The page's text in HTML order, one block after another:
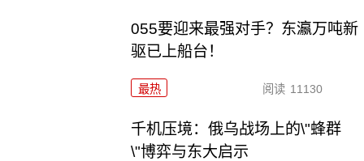
055要迎来最强对手？东瀛万吨新
驱已上船台！
最热 阅读 11130
千机压境：俄乌战场上的\"蜂群
\"博弈与东大启示